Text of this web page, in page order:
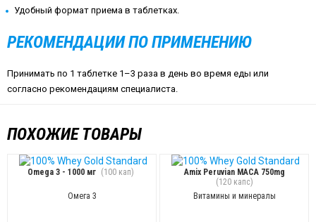
Удобный формат приема в таблетках.
РЕКОМЕНДАЦИИ ПО ПРИМЕНЕНИЮ
Принимать по 1 таблетке 1–3 раза в день во время еды или
согласно рекомендациям специалиста.
ПОХОЖИЕ ТОВАРЫ
Omega 3 - 1000 мг (100 кап)
Омега 3
Amix Peruvian MACA 750mg
(120 капс)
Витамины и минералы